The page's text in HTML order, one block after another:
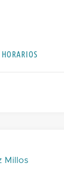
HORARIOS
Millos